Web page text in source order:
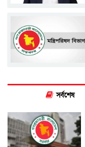
সর্বশেষ